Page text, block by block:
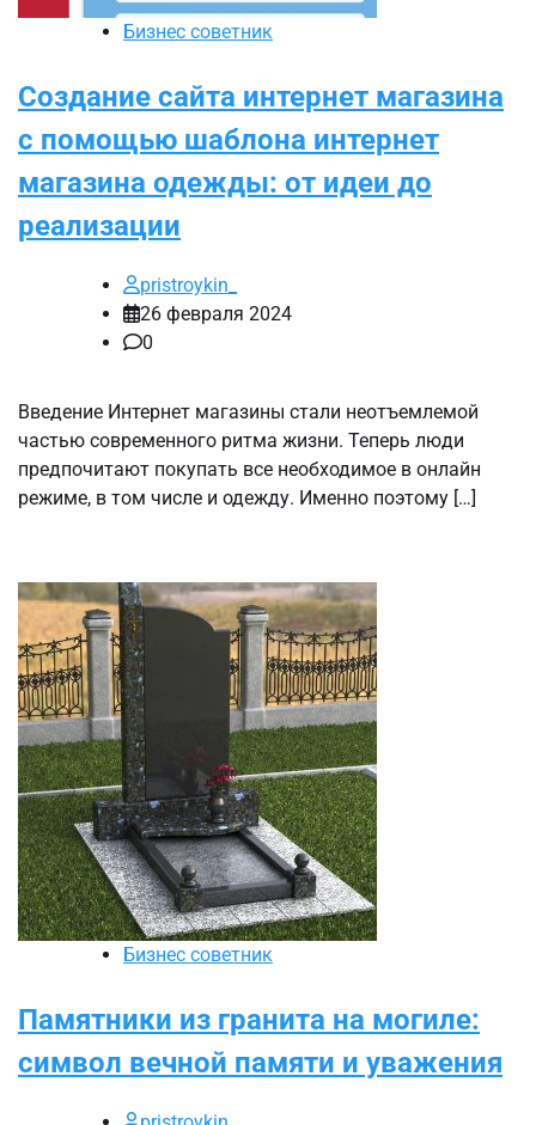
Бизнес советник
Создание сайта интернет магазина
с помощью шаблона интернет
магазина одежды: от идеи до
реализации
pristroykin_
26 февраля 2024
0
Введение Интернет магазины стали неотъемлемой
частью современного ритма жизни. Теперь люди
предпочитают покупать все необходимое в онлайн
режиме, в том числе и одежду. Именно поэтому […]
Бизнес советник
Памятники из гранита на могиле:
символ вечной памяти и уважения